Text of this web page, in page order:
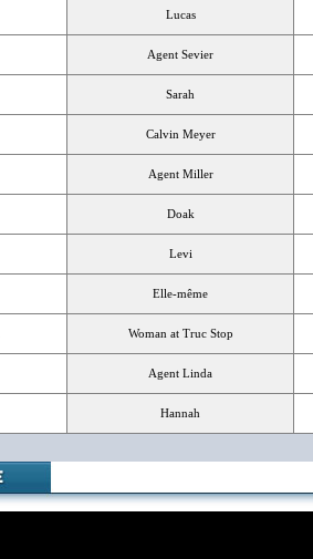
Lucas
Agent Sevier
Sarah
Calvin Meyer
Agent Miller
Doak
Levi
Elle-même
Woman at Truc Stop
Agent Linda
Hannah